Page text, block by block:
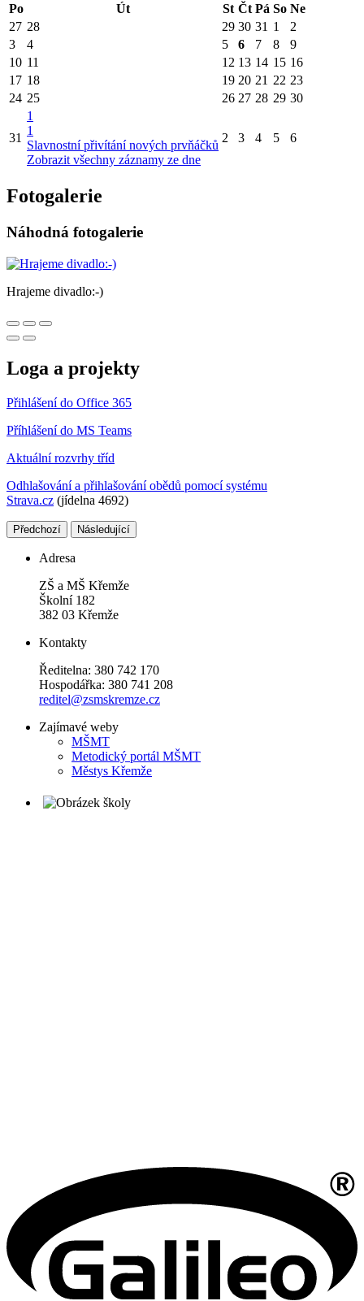
Po
Út St Čt Pá So Ne
27 28 29 30 31 1
2
3
4 5 6 7 8
9
10 11 12 13 14 15 16
17 18 19 20 21 22 23
24 25 26 27 28 29 30
31
1
1
Slavnostní přivítání nových prvňáčků
Zobrazit všechny záznamy ze dne
2 3 4 5 6
Fotogalerie
Náhodná fotogalerie
Hrajeme divadlo:-)
Loga a projekty
Přihlášení do Office 365
Příhlášení do MS Teams
Aktuální rozvrhy tříd
Odhlašování a přihlašování obědů pomocí systému
Strava.cz (jídelna 4692)
Předchozí Následující
Adresa
ZŠ a MŠ Křemže
Školní 182
382 03 Křemže
Kontakty
Ředitelna: 380 742 170
Hospodářka: 380 741 208
reditel@zsmskremze.cz
Zajímavé weby
MŠMT
Metodický portál MŠMT
Městys Křemže